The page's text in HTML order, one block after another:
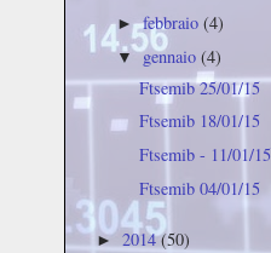
►febbraio(4)
▼gennaio(4)
Ftsemib 25/01/15
Ftsemib 18/01/15
Ftsemib - 11/01/15
Ftsemib 04/01/15
► 2014(50)